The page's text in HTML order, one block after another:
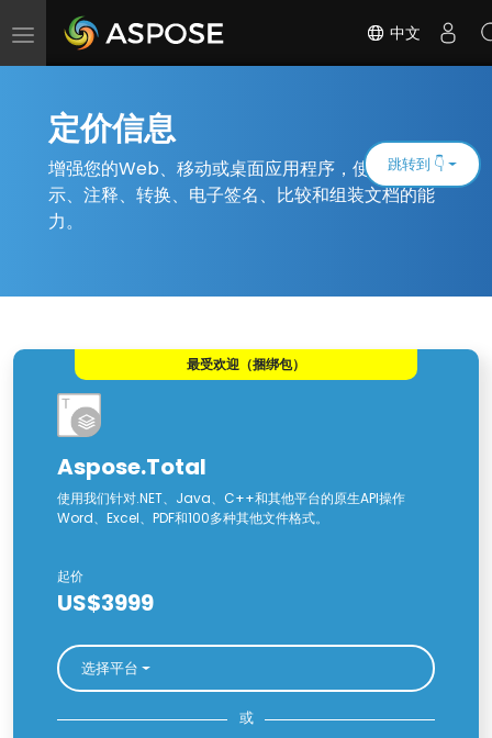
切
中文
定价信息
增强您的Web、移动或桌面应用程序，使其具有显
示、注释、转换、电子签名、比较和组装文档的能
力。
跳转到 👇
最受欢迎（捆绑包）
Aspose.Total
使用我们针对.NET、Java、C++和其他平台的原生API操作
Word、Excel、PDF和100多种其他文件格式。
起价
US$3999
选择平台
或